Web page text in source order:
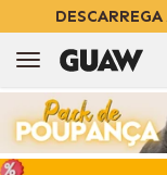
DESCARREGA